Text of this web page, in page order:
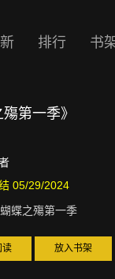
排行 书
第一季》
05/29/2024
蝶之殤第一季
读 放入书架